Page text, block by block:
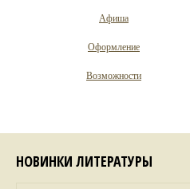
Афиша
Оформление
Возможности
НОВИНКИ ЛИТЕРАТУРЫ